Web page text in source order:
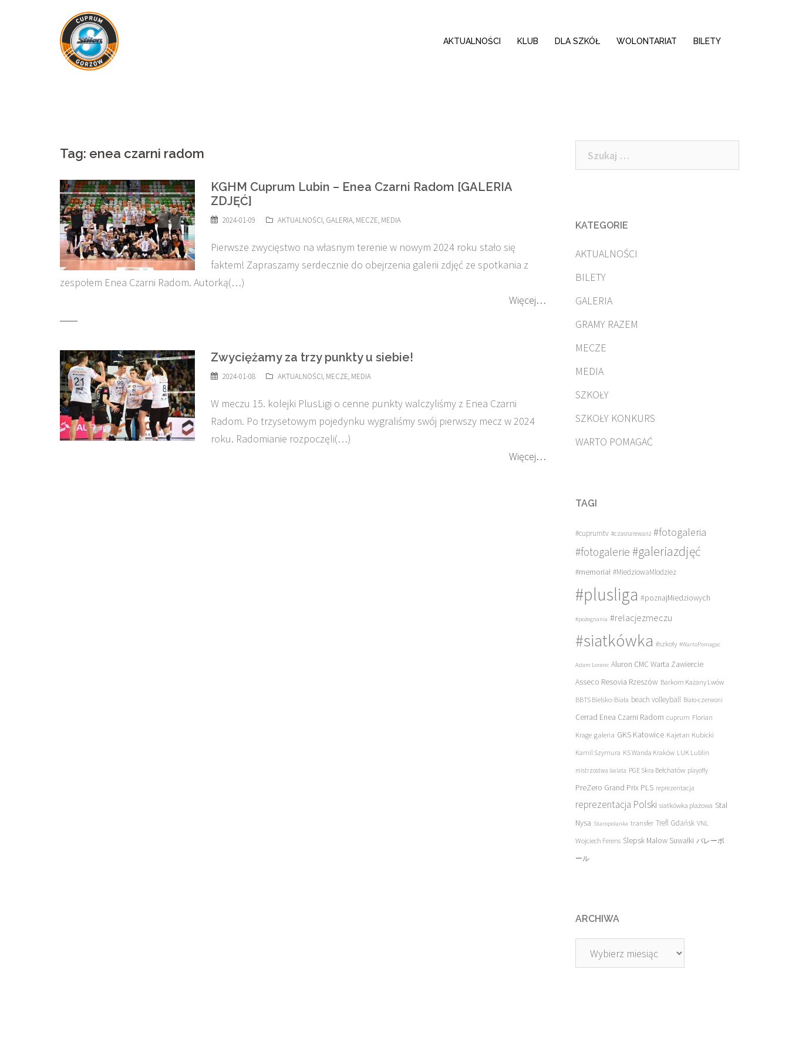
AKTUALNOŚCI KLUB DLA SZKÓŁ WOLONTARIAT BILETY
Tag: enea czarni radom
KGHM Cuprum Lubin – Enea Czarni Radom [GALERIA
ZDJĘĆ]
2024-01-09 AKTUALNOŚCI, GALERIA, MECZE, MEDIA
Pierwsze zwycięstwo na własnym terenie w nowym 2024 roku stało się
faktem! Zapraszamy serdecznie do obejrzenia galerii zdjęć ze spotkania z
zespołem Enea Czarni Radom. Autorką(…)
Więcej…
Zwyciężamy za trzy punkty u siebie!
2024-01-08 AKTUALNOŚCI, MECZE, MEDIA
W meczu 15. kolejki PlusLigi o cenne punkty walczyliśmy z Enea Czarni
Radom. Po trzysetowym pojedynku wygraliśmy swój pierwszy mecz w 2024
roku. Radomianie rozpoczęli(…)
Więcej…
Szukaj:
KATEGORIE
AKTUALNOŚCI
BILETY
GALERIA
GRAMY RAZEM
MECZE
MEDIA
SZKOŁY
SZKOŁY KONKURS
WARTO POMAGAĆ
TAGI
#cuprumtv #czasnarewanż #fotogaleria
#fotogalerie #galeriazdjęć
#memoriał #MiedziowaMlodziez
#plusliga #poznajMiedziowych
#pożegnania #relacjezmeczu
#siatkówka #szkoły #WartoPomagac
Adam Lorenc Aluron CMC Warta Zawiercie
Asseco Resovia Rzeszów Barkom Każany Lwów
BBTS Bielsko-Biała beach volleyball Biało-czerwoni
Cerrad Enea Czarni Radom cuprum Florian
Krage galeria GKS Katowice Kajetan Kubicki
Kamil Szymura KS Wanda Kraków LUK Lublin
mistrzostwa świata PGE Skra Bełchatów playoffy
PreZero Grand Prix PLS reprezentacja
reprezentacja Polski siatkówka plażowa Stal
Nysa Staropolanka transfer Trefl Gdańsk VNL
Wojciech Ferens Ślepsk Malow Suwałki バレーボ
ール
ARCHIWA
Archiwa